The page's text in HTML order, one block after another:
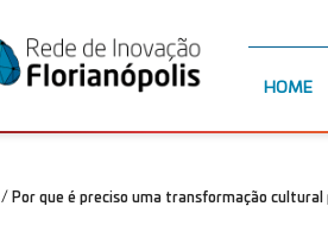
HOME
/ Por que é preciso uma transformação